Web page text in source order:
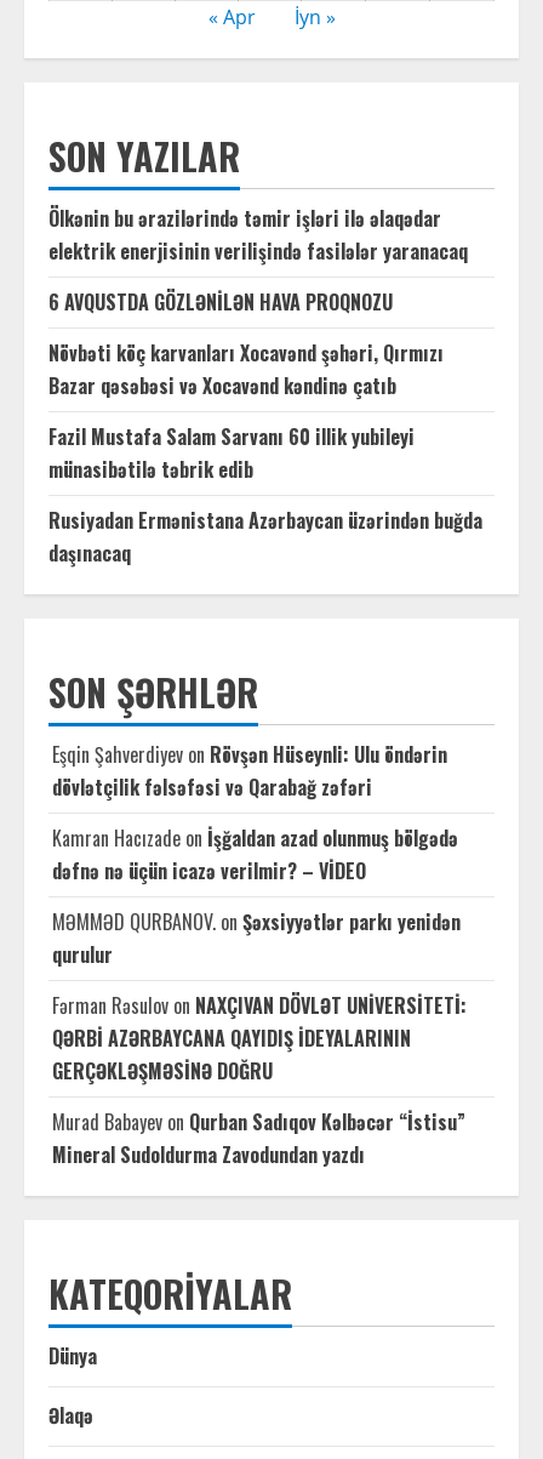
« Apr İyn »
SON YAZILAR
Ölkənin bu ərazilərində təmir işləri ilə əlaqədar
elektrik enerjisinin verilişində fasilələr yaranacaq
6 AVQUSTDA GÖZLƏNİLƏN HAVA PROQNOZU
Növbəti köç karvanları Xocavənd şəhəri, Qırmızı
Bazar qəsəbəsi və Xocavənd kəndinə çatıb
Fazil Mustafa Salam Sarvanı 60 illik yubileyi
münasibətilə təbrik edib
Rusiyadan Ermənistana Azərbaycan üzərindən buğda
daşınacaq
SON ŞƏRHLƏR
Eşqin Şahverdiyev on Rövşən Hüseynli: Ulu öndərin
dövlətçilik fəlsəfəsi və Qarabağ zəfəri
Kamran Hacızade on İşğaldan azad olunmuş bölgədə
dəfnə nə üçün icazə verilmir? – VİDEO
MƏMMƏD QURBANOV. on Şəxsiyyətlər parkı yenidən
qurulur
Fərman Rəsulov on NAXÇIVAN DÖVLƏT UNİVERSİTETİ:
QƏRBİ AZƏRBAYCANA QAYIDIŞ İDEYALARININ
GERÇƏKLƏŞMƏSİNƏ DOĞRU
Murad Babayev on Qurban Sadıqov Kəlbəcər “İstisu”
Mineral Sudoldurma Zavodundan yazdı
KATEQORIYALAR
Dünya
Əlaqə